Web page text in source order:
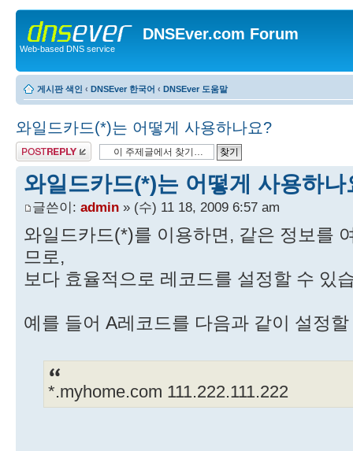
DNSEver.com Forum
Web-based DNS service
게시판 색인 ‹ DNSEver 한국어 ‹ DNSEver 도움말
와일드카드(*)는 어떻게 사용하나요?
답변 게시글
와일드카드(*)는 어떻게 사용하나
글쓴이: admin » (수) 11 18, 2009 6:57 am
와일드카드(*)를 이용하면, 같은 정보를
므로,
보다 효율적으로 레코드를 설정할 수 있
예를 들어 A레코드를 다음과 같이 설정
*.myhome.com 111.222.111.222